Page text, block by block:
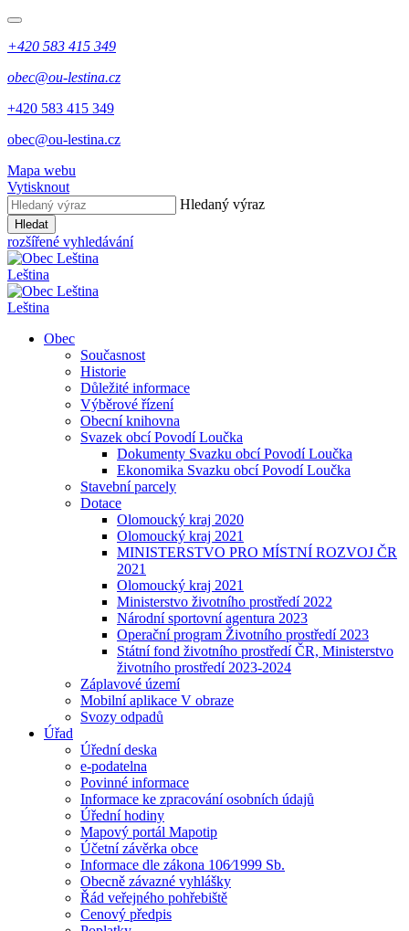
+420 583 415 349
obec@ou-lestina.cz
+420 583 415 349
obec@ou-lestina.cz
Mapa webu
Vytisknout
Hledaný výraz
Hledat
rozšířené vyhledávání
Leština
Leština
Obec
Současnost
Historie
Důležité informace
Výběrové řízení
Obecní knihovna
Svazek obcí Povodí Loučka
Dokumenty Svazku obcí Povodí Loučka
Ekonomika Svazku obcí Povodí Loučka
Stavební parcely
Dotace
Olomoucký kraj 2020
Olomoucký kraj 2021
MINISTERSTVO PRO MÍSTNÍ ROZVOJ ČR
2021
Olomoucký kraj 2021
Ministerstvo životního prostředí 2022
Národní sportovní agentura 2023
Operační program Životního prostředí 2023
Státní fond životního prostředí ČR, Ministerstvo
životního prostředí 2023-2024
Záplavové území
Mobilní aplikace V obraze
Svozy odpadů
Úřad
Úřední deska
e-podatelna
Povinné informace
Informace ke zpracování osobních údajů
Úřední hodiny
Mapový portál Mapotip
Účetní závěrka obce
Informace dle zákona 106⁄1999 Sb.
Obecně závazné vyhlášky
Řád veřejného pohřebiště
Cenový předpis